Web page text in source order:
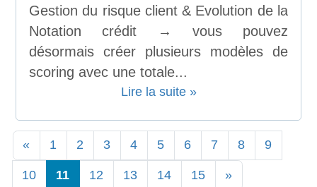
Gestion du risque client & Evolution de la
Notation crédit → vous pouvez
désormais créer plusieurs modèles de
scoring avec une totale...
Lire la suite »
« 1 2 3 4 5 6 7 8 9
10 11 12 13 14 15 »